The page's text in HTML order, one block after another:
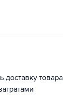
доставку товара